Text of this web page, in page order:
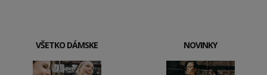
VŠETKO DÁMSKE NOVINKY